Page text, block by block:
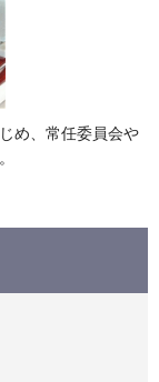
め、常任委員会や